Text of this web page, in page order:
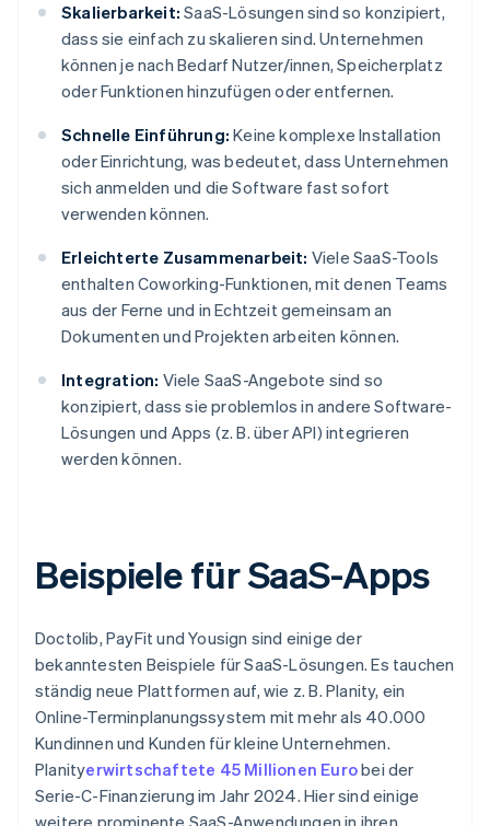
Skalierbarkeit: SaaS-Lösungen sind so konzipiert,
dass sie einfach zu skalieren sind. Unternehmen
können je nach Bedarf Nutzer/innen, Speicherplatz
oder Funktionen hinzufügen oder entfernen.
Schnelle Einführung: Keine komplexe Installation
oder Einrichtung, was bedeutet, dass Unternehmen
sich anmelden und die Software fast sofort
verwenden können.
Erleichterte Zusammenarbeit: Viele SaaS-Tools
enthalten Coworking-Funktionen, mit denen Teams
aus der Ferne und in Echtzeit gemeinsam an
Dokumenten und Projekten arbeiten können.
Integration: Viele SaaS-Angebote sind so
konzipiert, dass sie problemlos in andere Software-
Lösungen und Apps (z. B. über API) integrieren
werden können.
Beispiele für SaaS-Apps
Doctolib, PayFit und Yousign sind einige der
bekanntesten Beispiele für SaaS-Lösungen. Es tauchen
ständig neue Plattformen auf, wie z. B. Planity, ein
Online-Terminplanungssystem mit mehr als 40.000
Kundinnen und Kunden für kleine Unternehmen.
Planityerwirtschaftete 45 Millionen Eurobei der
Serie-C-Finanzierung im Jahr 2024. Hier sind einige